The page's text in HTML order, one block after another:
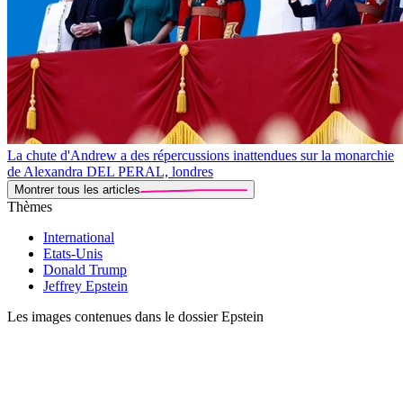
La chute d'Andrew a des répercussions inattendues sur la monarchie
de Alexandra DEL PERAL, londres
Montrer tous les articles
Thèmes
International
Etats-Unis
Donald Trump
Jeffrey Epstein
Les images contenues dans le dossier Epstein